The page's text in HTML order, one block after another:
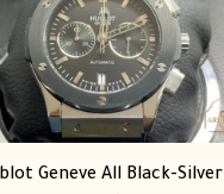
Geneve All Black-Silver